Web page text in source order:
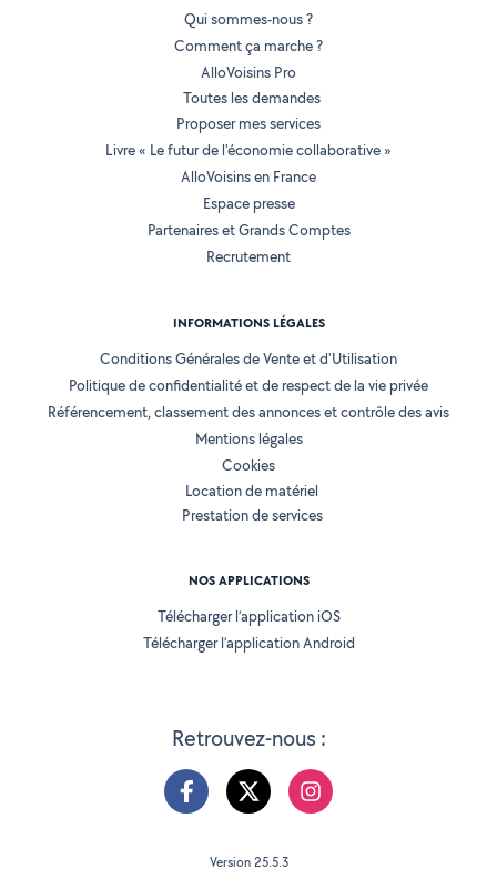
Retrouvez-nous :
Qui sommes-nous ?
Comment ça marche ?
AlloVoisins Pro
Toutes les demandes
Proposer mes services
Livre « Le futur de l'économie collaborative »
AlloVoisins en France
Espace presse
Partenaires et Grands Comptes
Recrutement
INFORMATIONS LÉGALES
Conditions Générales de Vente et d'Utilisation
Politique de confidentialité et de respect de la vie privée
Référencement, classement des annonces et contrôle des avis
Mentions légales
Cookies
Location de matériel
Prestation de services
NOS APPLICATIONS
Télécharger l’application iOS
Télécharger l’application Android
Version 25.5.3